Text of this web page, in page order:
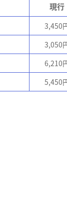
現行
3,450
3,050
6,210
5,450